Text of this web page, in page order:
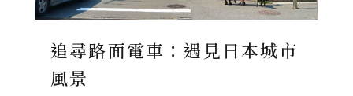
追尋路面電車：遇見日本城市
風景